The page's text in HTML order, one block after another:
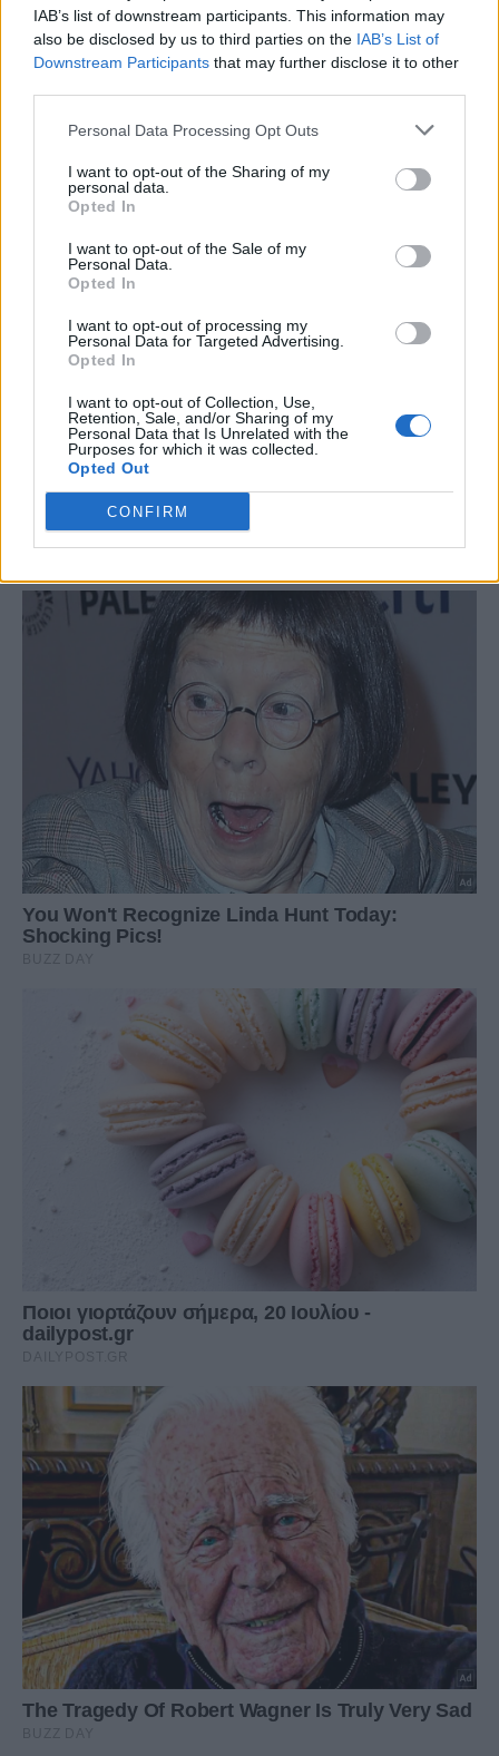
IAB’s list of downstream participants. This information may
also be disclosed by us to third parties on the IAB’s List of
Downstream Participants that may further disclose it to other
Personal Data Processing Opt Outs
I want to opt-out of the Sharing of my
personal data.
Opted In
I want to opt-out of the Sale of my
Personal Data.
Opted In
I want to opt-out of processing my
Personal Data for Targeted Advertising.
Opted In
I want to opt-out of Collection, Use,
Retention, Sale, and/or Sharing of my
Personal Data that Is Unrelated with the
Purposes for which it was collected.
Opted Out
CONFIRM